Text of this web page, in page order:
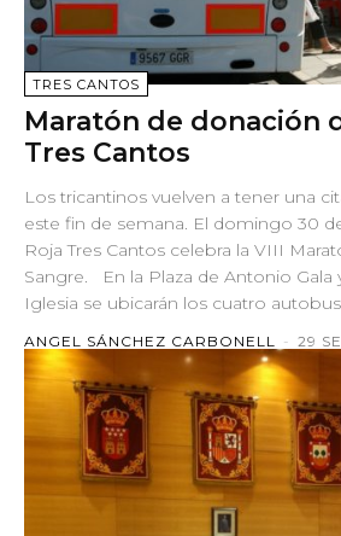
TRES CANTOS
Maratón de donación
Tres Cantos
Los tricantinos vuelven a tener una
este fin de semana. El domingo 30
Roja Tres Cantos celebra la VIII
Sangre. En la Plaza de Antonio Gala
Iglesia se ubicarán los cuatro
ANGEL SÁNCHEZ CARBONELL - 29